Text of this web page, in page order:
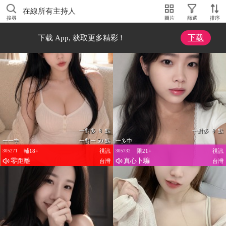
搜尋
在線所有主持人
圖片 篩選 排序
下载 App, 获取更多精彩 ! 下载
一一中
一對多 8 點
一對一 50 點
輔18+
視訊
305271
零距離 台灣
一多中
一對多 8 點
限21+ 視訊
305732
真心卜騙 台灣